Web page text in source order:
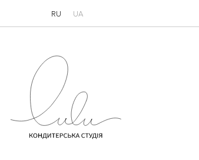
RU UA